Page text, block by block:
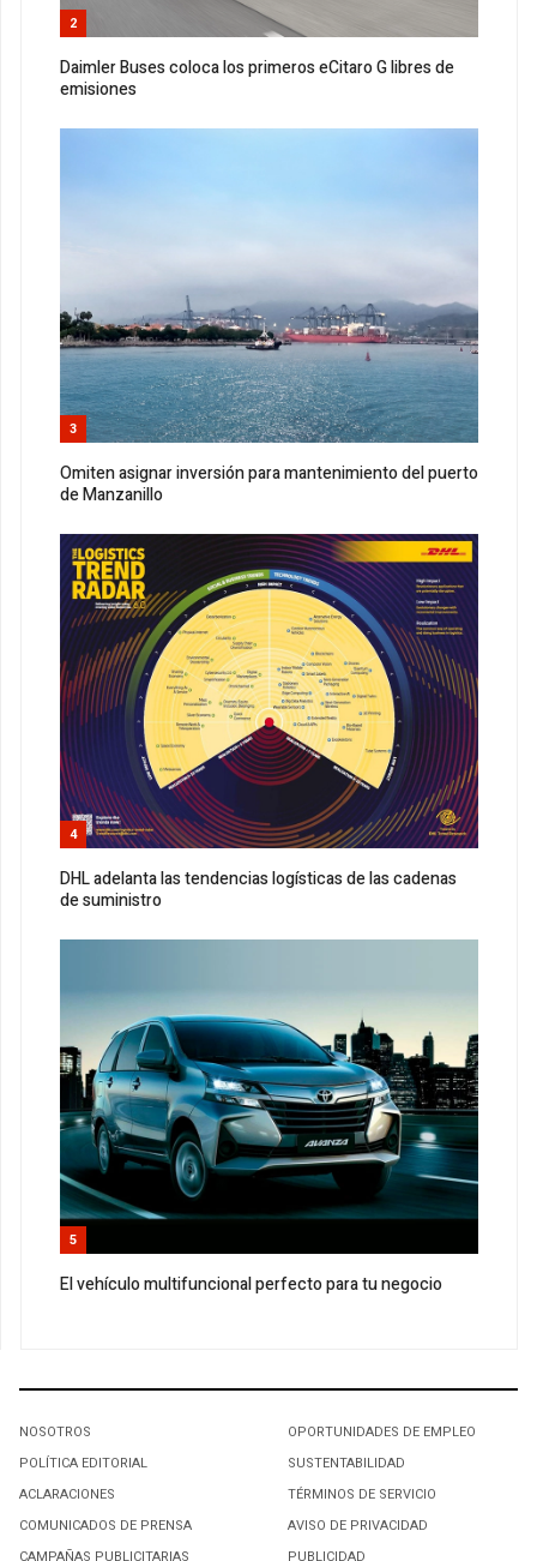
2
Daimler Buses coloca los primeros eCitaro G libres de
emisiones
3
Omiten asignar inversión para mantenimiento del puerto
de Manzanillo
4
DHL adelanta las tendencias logísticas de las cadenas
de suministro
5
El vehículo multifuncional perfecto para tu negocio
NOSOTROS
POLÍTICA EDITORIAL
ACLARACIONES
COMUNICADOS DE PRENSA
CAMPAÑAS PUBLICITARIAS
OPORTUNIDADES DE EMPLEO
SUSTENTABILIDAD
TÉRMINOS DE SERVICIO
AVISO DE PRIVACIDAD
PUBLICIDAD